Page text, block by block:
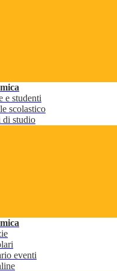
e studenti
scolastico
di studio
eventi